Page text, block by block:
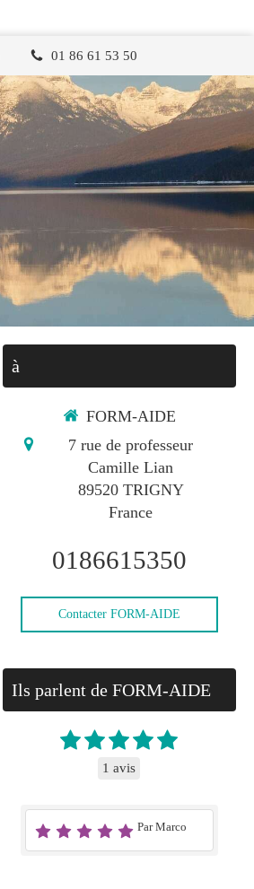
01 86 61 53 50
à
FORM-AIDE
7 rue de professeur
Camille Lian
89520 TRIGNY
France
0186615350
Contacter FORM-AIDE
Ils parlent de FORM-AIDE
1 avis
Par Marco